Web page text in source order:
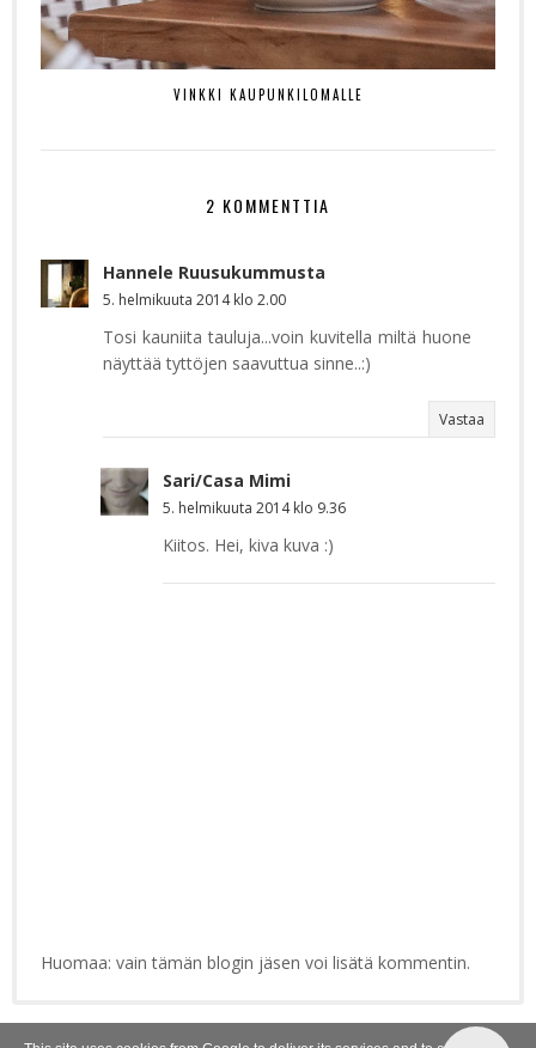
VINKKI KAUPUNKILOMALLE
2 KOMMENTTIA
Hannele Ruusukummusta
5. helmikuuta 2014 klo 2.00
Tosi kauniita tauluja...voin kuvitella miltä huone
näyttää tyttöjen saavuttua sinne..:)
Vastaa
Sari/Casa Mimi
5. helmikuuta 2014 klo 9.36
Kiitos. Hei, kiva kuva :)
Huomaa: vain tämän blogin jäsen voi lisätä kommentin.